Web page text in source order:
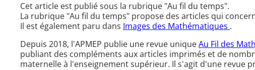
Cet article est publié sous la rubrique "Au fil du temps".
La rubrique "Au fil du temps" propose des articles qui
Il est également paru dans Images des Mathématiques .
Depuis 2018, l'APMEP publie une revue uniqueAu Fil des
publiant des compléments aux articles imprimés et de
maternelle à l'enseignement supérieur. Il s'agit d'une revue